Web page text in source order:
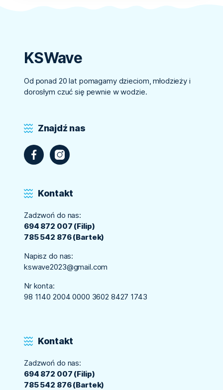
KSWave
Od ponad 20 lat pomagamy dzieciom, młodzieży i
dorosłym czuć się pewnie w wodzie.
Znajdź nas
Kontakt
Zadzwoń do nas:
694 872 007 (Filip)
785 542 876 (Bartek)
Napisz do nas:
kswave2023@gmail.com
Nr konta:
98 1140 2004 0000 3602 8427 1743
Kontakt
Zadzwoń do nas:
694 872 007 (Filip)
785 542 876 (Bartek)